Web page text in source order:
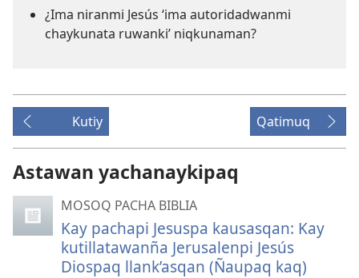
¿Ima niranmi Jesús ‘ima autoridadwanmi
chaykunata ruwanki’ niqkunaman?
Kutiy Qatimuq
Astawan yachanaykipaq
MOSOQ PACHA BIBLIA
Kay pachapi Jesuspa kausasqan: Kay
kutillatawanña Jerusalenpi Jesús
Diospaq llank’asqan (Ñaupaq kaq)